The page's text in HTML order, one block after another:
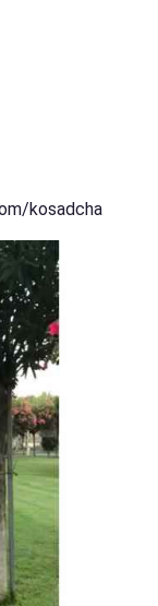
kosadcha